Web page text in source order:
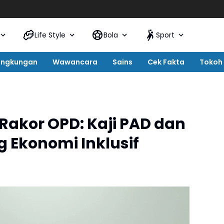
Life Style Bola Sport
Wawancara Sains Cek Fakta Tokoh
OPD: Kaji PAD dan
Ekonomi Inklusif